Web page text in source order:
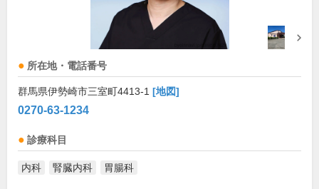
所在地・電話番号
群馬県伊勢崎市三室町4413-1 [地図]
0270-63-1234
診療科目
内科 腎臓内科 胃腸科